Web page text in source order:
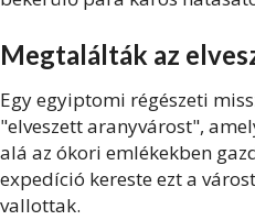
Megtalálták az
Egy egyiptomi régészeti
"elveszett aranyvárost",
alá az ókori emlékekben
expedíció kereste ezt a
vallottak.